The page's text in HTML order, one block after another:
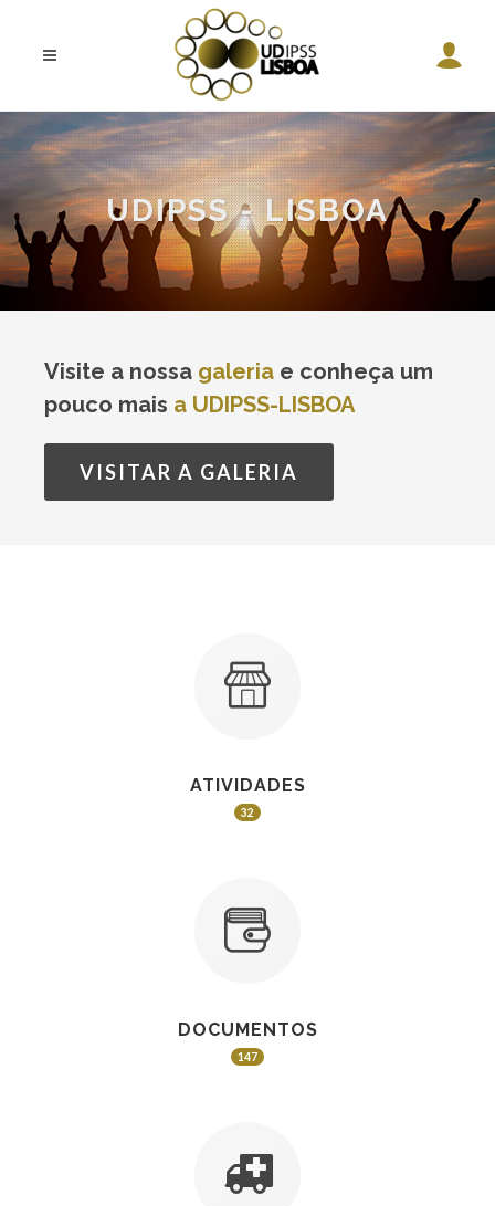
UDIPSS - LISBOA
Visite a nossa galeria e conheça um
pouco mais a UDIPSS-LISBOA
VISITAR A GALERIA
ATIVIDADES
32
DOCUMENTOS
147